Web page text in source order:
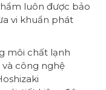
luôn được bảo
vi khuẩn phát
môi chất lạnh
và công nghệ